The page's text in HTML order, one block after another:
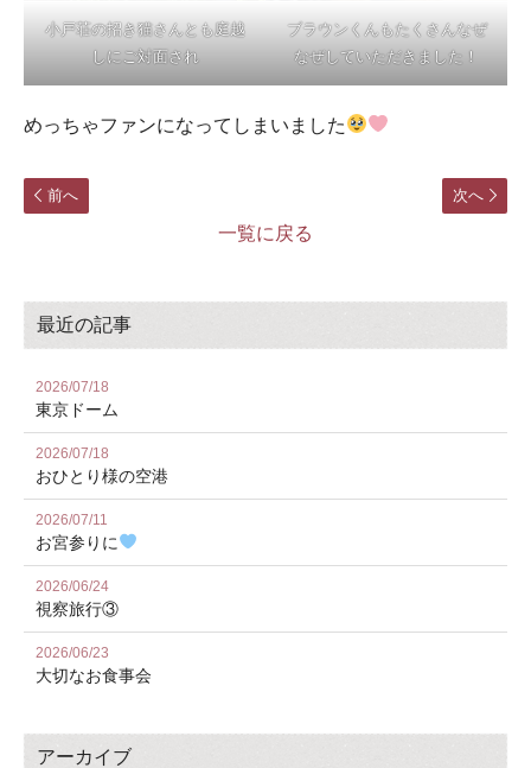
小戸荘の招き猫さんとも庭越
しにご対面され
ブラウンくんもたくさんなぜ
なぜしていただきました！
めっちゃファンになってしまいました
次へ
前へ
一覧に戻る
最近の記事
2026/07/18
東京ドーム
2026/07/18
おひとり様の空港
2026/07/11
お宮参りに
2026/06/24
視察旅行③
2026/06/23
大切なお食事会
アーカイブ